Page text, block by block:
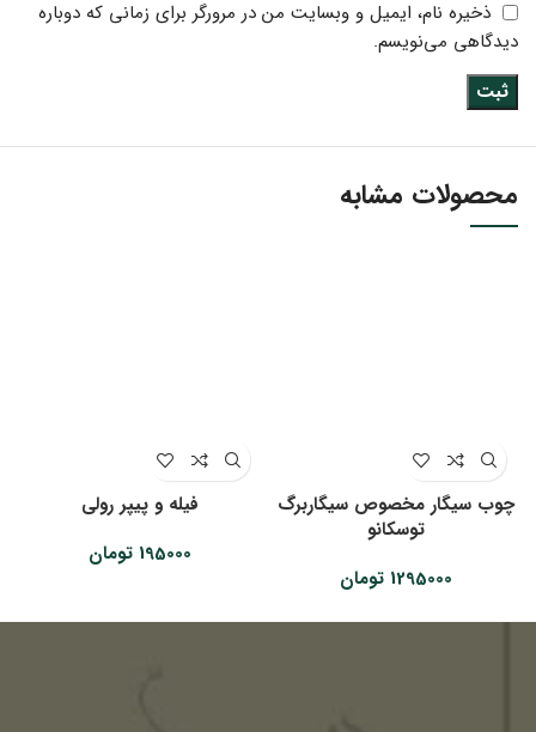
ذخیره نام، ایمیل و وبسایت من در مرورگر برای زمانی که دوباره
دیدگاهی می‌نویسم.
محصولات مشابه
چوب سیگار مخصوص سیگاربرگ
توسکانو
1295000 تومان
فیله و پیپر رولی
195000 تومان